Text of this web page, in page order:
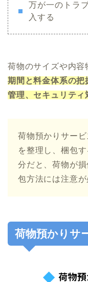
万が一のトラ
入する
荷物のサイズや内容
期間と料金体系の把
管理、セキュリティ
荷物預かりサー
を整理し、梱包
分だと、荷物が
包方法には注意が
荷物預かりサ